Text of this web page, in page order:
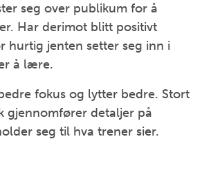
seg over publikum for å
Har derimot blitt positivt
hurtig jenten setter seg inn i
å lære.
fokus og lytter bedre. Stort
gjennomfører detaljer på
seg til hva trener sier.